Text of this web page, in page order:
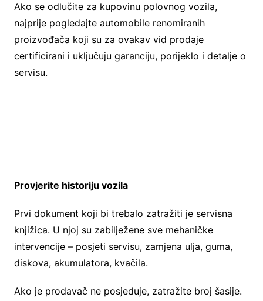
Ako se odlučite za kupovinu polovnog vozila,
najprije pogledajte automobile renomiranih
proizvođača koji su za ovakav vid prodaje
certificirani i uključuju garanciju, porijeklo i detalje o
servisu.
Provjerite historiju vozila
Prvi dokument koji bi trebalo zatražiti je servisna
knjižica. U njoj su zabilježene sve mehaničke
intervencije – posjeti servisu, zamjena ulja, guma,
diskova, akumulatora, kvačila.
Ako je prodavač ne posjeduje, zatražite broj šasije.